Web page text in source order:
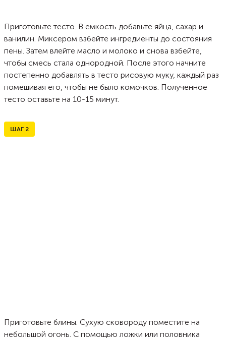
Приготовьте тесто. В емкость добавьте яйца, сахар и
ванилин. Миксером взбейте ингредиенты до состояния
пены. Затем влейте масло и молоко и снова взбейте,
чтобы смесь стала однородной. После этого начните
постепенно добавлять в тесто рисовую муку, каждый раз
помешивая его, чтобы не было комочков. Полученное
тесто оставьте на 10-15 минут.
ШАГ 2
Приготовьте блины. Сухую сковороду поместите на
небольшой огонь. С помощью ложки или половника